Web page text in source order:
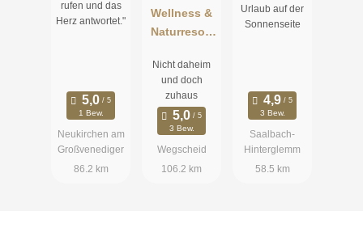
rufen und das
Herz antwortet."
1 Bew.
Neukirchen am
Großvenediger
86.2 km
Wellness &
Naturresort
**** Superior
Nicht daheim
und doch
zuhaus
3 Bew.
Wegscheid
106.2 km
SONNE****s
Urlaub auf der
Sonnenseite
3 Bew.
Saalbach-
Hinterglemm
58.5 km